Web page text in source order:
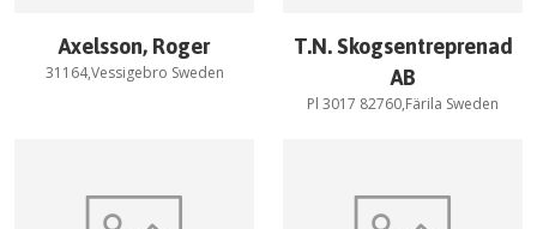
Axelsson, Roger
31164,Vessigebro Sweden
T.N. Skogsentreprenad
AB
Pl 3017 82760,Färila Sweden